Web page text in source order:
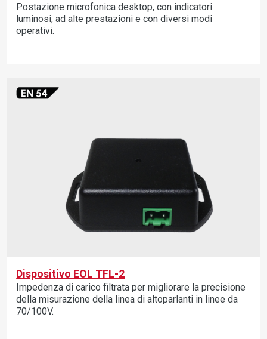
Postazione microfonica desktop, con indicatori
luminosi, ad alte prestazioni e con diversi modi
operativi.
Dispositivo EOL TFL-2
Impedenza di carico filtrata per migliorare la precisione
della misurazione della linea di altoparlanti in linee da
70/100V.